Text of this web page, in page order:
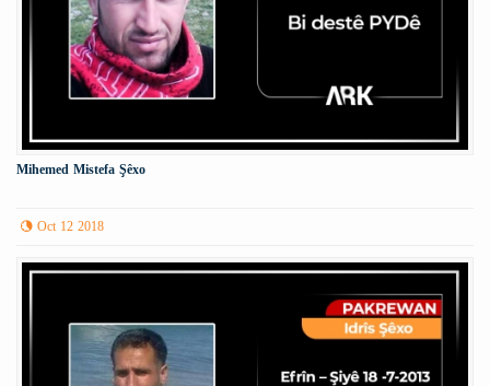
Mihemed Mistefa Şêxo
Oct 12 2018